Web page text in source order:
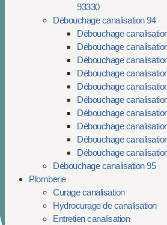
93330
Débouchage canalisation 94
Débouchage
Débouchage
Débouchage
Débouchage
Débouchage
Débouchage
Débouchage
Débouchage
Débouchage
Débouchage
Débouchage canalisation 95
Plomberie
Curage canalisation
Hydrocurage de canalisation
Entretien canalisation